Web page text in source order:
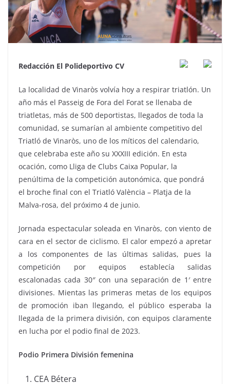
Redacción El Polideportivo CV
La localidad de Vinaròs volvía hoy a respirar triatlón. Un
año más el Passeig de Fora del Forat se llenaba de
triatletas, más de 500 deportistas, llegados de toda la
comunidad, se sumarían al ambiente competitivo del
Triatló de Vinaròs, uno de los míticos del calendario,
que celebraba este año su XXXIII edición. En esta
ocación, como Lliga de Clubs Caixa Popular, la
penúltima de la competición autonómica, que pondrá
el broche final con el Triatló València – Platja de la
Malva-rosa, del próximo 4 de junio.
Jornada espectacular soleada en Vinaròs, con viento de
cara en el sector de ciclismo. El calor empezó a apretar
a los componentes de las últimas salidas, pues la
competición por equipos establecía salidas
escalonadas cada 30″ con una separación de 1′ entre
divisiones. Mientas las primeras metas de los equipos
de promoción iban llegando, el público esperaba la
llegada de la primera división, con equipos claramente
en lucha por el podio final de 2023.
Podio Primera División femenina
CEA Bétera